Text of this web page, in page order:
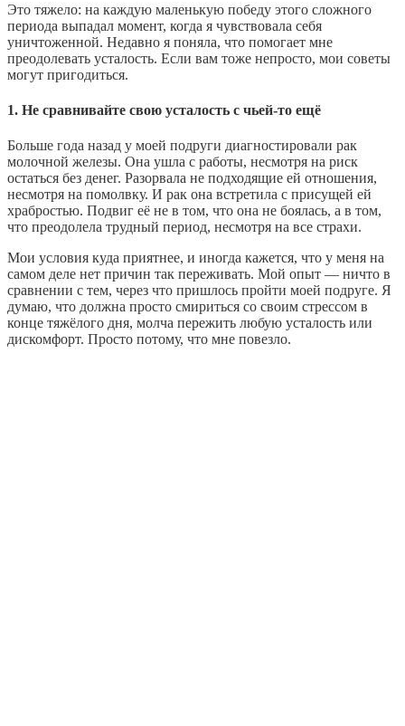
Это тяжело: на каждую маленькую победу этого сложного
периода выпадал момент, когда я чувствовала себя
уничтоженной. Недавно я поняла, что помогает мне
преодолевать усталость. Если вам тоже непросто, мои советы
могут пригодиться.
1. Не сравнивайте свою усталость с чьей-то ещё
Больше года назад у моей подруги диагностировали рак
молочной железы. Она ушла с работы, несмотря на риск
остаться без денег. Разорвала не подходящие ей отношения,
несмотря на помолвку. И рак она встретила с присущей ей
храбростью. Подвиг её не в том, что она не боялась, а в том,
что преодолела трудный период, несмотря на все страхи.
Мои условия куда приятнее, и иногда кажется, что у меня на
самом деле нет причин так переживать. Мой опыт — ничто в
сравнении с тем, через что пришлось пройти моей подруге. Я
думаю, что должна просто смириться со своим стрессом в
конце тяжёлого дня, молча пережить любую усталость или
дискомфорт. Просто потому, что мне повезло.